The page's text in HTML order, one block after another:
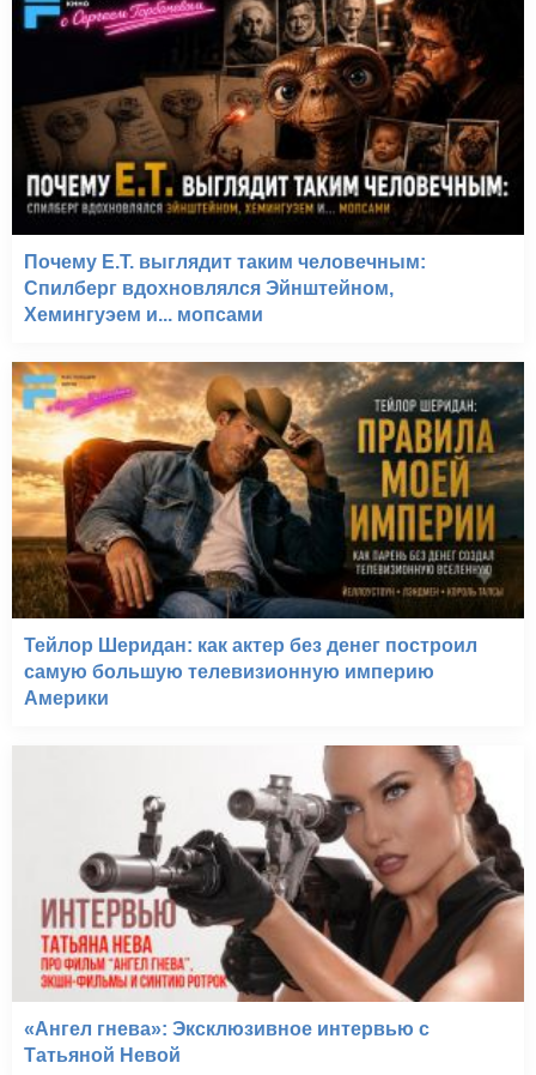
Почему E.T. выглядит таким человечным:
Спилберг вдохновлялся Эйнштейном,
Хемингуэем и... мопсами
Тейлор Шеридан: как актер без денег построил
самую большую телевизионную империю
Америки
«Ангел гнева»: Эксклюзивное интервью с
Татьяной Невой